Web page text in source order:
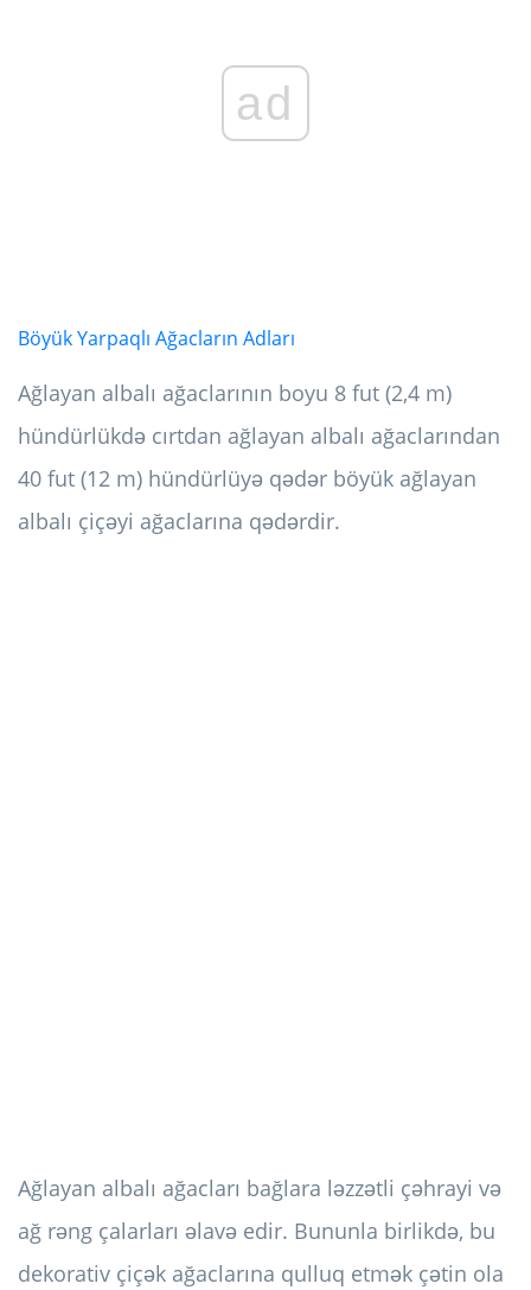
ad
Böyük Yarpaqlı Ağacların Adları
Ağlayan albalı ağaclarının boyu 8 fut (2,4 m)
hündürlükdə cırtdan ağlayan albalı ağaclarından
40 fut (12 m) hündürlüyə qədər böyük ağlayan
albalı çiçəyi ağaclarına qədərdir.
Ağlayan albalı ağacları bağlara ləzzətli çəhrayi və
ağ rəng çalarları əlavə edir. Bununla birlikdə, bu
dekorativ çiçək ağaclarına qulluq etmək çətin ola